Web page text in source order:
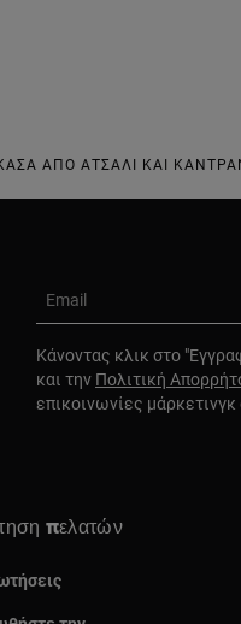
ΑΠΌ ΑΤΣΆΛΙ ΚΑΙ
Email
Κάνοντας κλικ στο
και την Πολιτική
επικοινωνίες μάρκετινγκ
πελατών